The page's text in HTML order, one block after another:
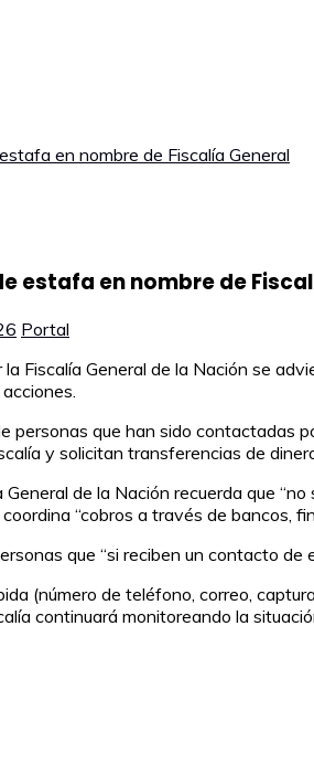
en nombre de Fiscalía General
estafa en nombre de
Portal
la Fiscalía General de la Nación se
personas que han sido contactadas
y solicitan transferencias de
de la Nación recuerda que
“cobros a través de bancos,
que “si reciben un contacto
(número de teléfono, correo,
continuará monitoreando la